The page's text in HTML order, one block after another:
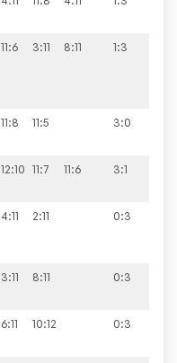
11:6 3:11 8:11 1:3
11:8 11:5 3:0
12:10 11:7 11:6 3:1
4:11 2:11 0:3
3:11 8:11 0:3
6:11 10:12 0:3